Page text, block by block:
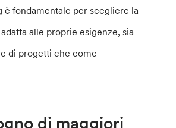
fondamentale per scegliere la
alle proprie esigenze, sia
di progetti che come
di maggiori